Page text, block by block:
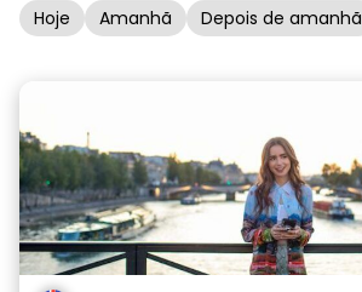
Hoje Amanhã Depois de amanhã